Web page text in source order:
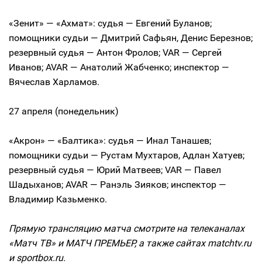
«Зенит» — «Ахмат»: судья — Евгений Буланов;
помощники судьи — Дмитрий Сафьян, Денис Березнов;
резервный судья — Антон Фролов; VAR — Сергей
Иванов; AVAR — Анатолий Жабченко; инспектор —
Вячеслав Харламов.
27 апреля (понедельник)
«Акрон» — «Балтика»: судья — Инал Танашев;
помощники судьи — Рустам Мухтаров, Адлан Хатуев;
резервный судья — Юрий Матвеев; VAR — Павел
Шадыханов; AVAR — Ранэль Зияков; инспектор —
Владимир Казьменко.
Прямую трансляцию матча смотрите на телеканалах
«Матч ТВ» и МАТЧ ПРЕМЬЕР, а также сайтах matchtv.ru
и sportbox.ru.